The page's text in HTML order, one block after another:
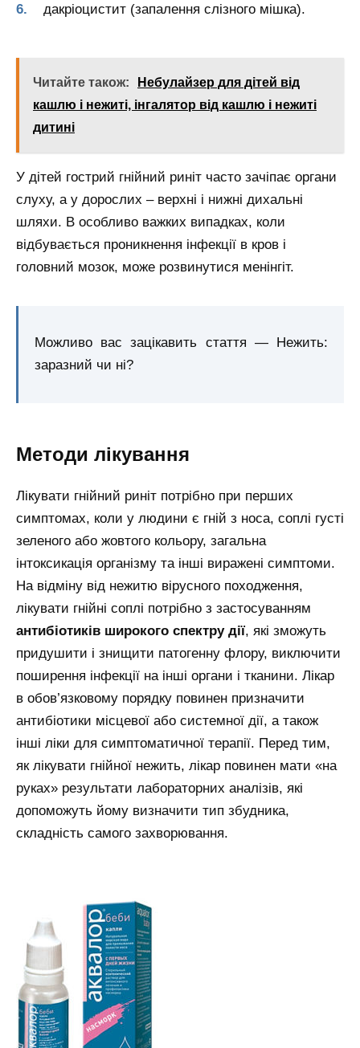
дакріоцистит (запалення слізного мішка).
Читайте також:
Небулайзер для дітей від
кашлю і нежиті, інгалятор від кашлю і нежиті
дитині
У дітей гострий гнійний риніт часто зачіпає органи
слуху, а у дорослих – верхні і нижні дихальні
шляхи. В особливо важких випадках, коли
відбувається проникнення інфекції в кров і
головний мозок, може розвинутися менінгіт.
Можливо вас зацікавить стаття — Нежить:
заразний чи ні?
Методи лікування
Лікувати гнійний риніт потрібно при перших
симптомах, коли у людини є гній з носа, соплі густі
зеленого або жовтого кольору, загальна
інтоксикація організму та інші виражені симптоми.
На відміну від нежитю вірусного походження,
лікувати гнійні соплі потрібно з застосуванням
антибіотиків широкого спектру дії, які зможуть
придушити і знищити патогенну флору, виключити
поширення інфекції на інші органи і тканини. Лікар
в обов’язковому порядку повинен призначити
антибіотики місцевої або системної дії, а також
інші ліки для симптоматичної терапії. Перед тим,
як лікувати гнійної нежить, лікар повинен мати «на
руках» результати лабораторних аналізів, які
допоможуть йому визначити тип збудника,
складність самого захворювання.